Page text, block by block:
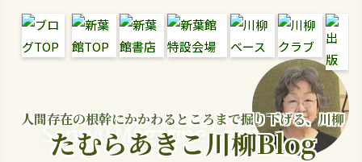
人間存在の根幹にかかわるところまで掘り下げる、川柳
Senryu Magazine Senryu Blog
たむらあきこ川柳Blog